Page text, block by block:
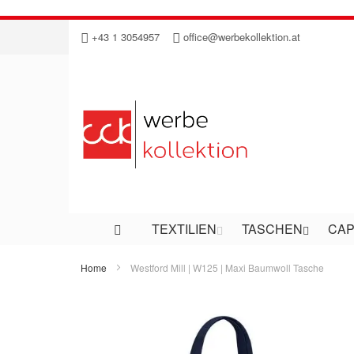
Direkt
Inhalt
+43 1 3054957 office@werbekollektion.at
TEXTILIEN TASCHEN
Home Westford Mill | W125 | Maxi Baumwoll Tasche